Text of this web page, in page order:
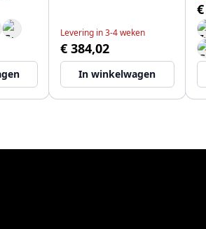
Levering in 3-4 weken
€ 384,02
In winkelwagen